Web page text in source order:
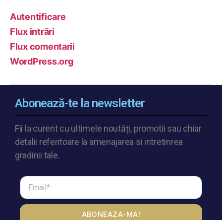
Autentificare
Flux intrări
Flux comentarii
WordPress.org
Abonează-te la newsletter
Fii la curent cu ultimele noutăți, promotii sau chiar
detalii referitoare la amenajarea si intretinrea
gradinii tale.
ABONEAZA-MA!